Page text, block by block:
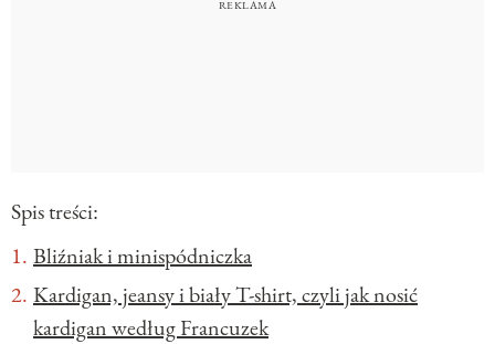
Spis treści:
Bliźniak i minispódniczka
Kardigan, jeansy i biały T-shirt, czyli jak nosić
kardigan według Francuzek